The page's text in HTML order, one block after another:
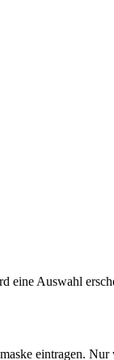
Auswahl
eintragen.